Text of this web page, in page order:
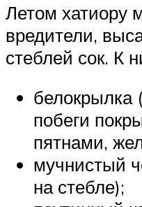
Летом хатиору
вредители,
стеблей сок. К
белокрылка
побеги
пятнами,
мучнистый
на стебле);